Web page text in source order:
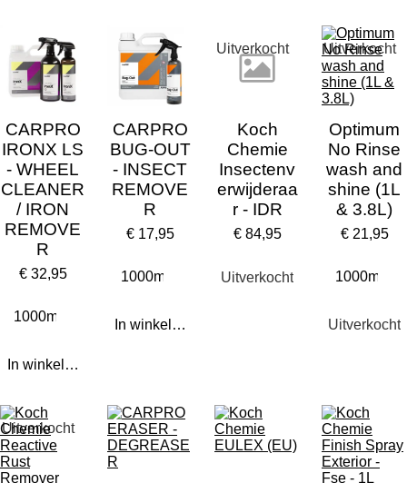
CARPRO
IRONX LS
- WHEEL
CLEANER
/ IRON
REMOVE
R
€ 32,95
In winkelwagen
CARPRO
BUG-OUT
- INSECT
REMOVE
R
€ 17,95
In winkelwagen
Uitverkocht
Koch
Chemie
Insectenv
erwijderaa
r - IDR
€ 84,95
Uitverkocht
Uitverkocht
Optimum
No Rinse
wash and
shine (1L
& 3.8L)
€ 21,95
Uitverkocht
Uitverkocht